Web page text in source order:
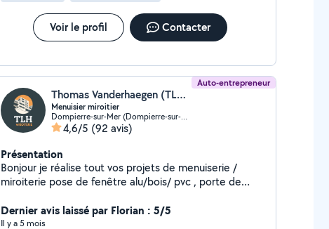
Voir le profil Contacter
Auto-entrepreneur
Thomas Vanderhaegen (TLH MIROITERIE)
Menuisier miroitier
Dompierre-sur-Mer (Dompierre-sur-Mer)
4,6/5 (92 avis)
Présentation
Bonjour je réalise tout vos projets de menuiserie /
miroiterie pose de fenêtre alu/bois/ pvc , porte de
pergola bioclimatique store banne terrasse bois pose
de parquets charpente placo plâtre .
Dernier avis laissé par Florian : 5/5
Il y a 5 mois